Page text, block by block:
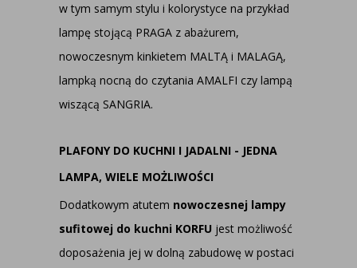
w tym samym stylu i kolorystyce na przykład
lampę stojącą PRAGA z abażurem,
nowoczesnym kinkietem MALTĄ i MALAGĄ,
lampką nocną do czytania AMALFI czy lampą
wiszącą SANGRIA.
PLAFONY DO KUCHNI I JADALNI - JEDNA
LAMPA, WIELE MOŻLIWOŚCI
Dodatkowym atutem nowoczesnej lampy
sufitowej do kuchni KORFU jest możliwość
doposażenia jej w dolną zabudowę w postaci